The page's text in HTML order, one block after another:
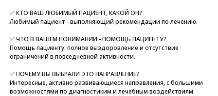
✅ КТО ВАШ ЛЮБИМЫЙ ПАЦИЕНТ, КАКОЙ ОН?
Любимый пациент - выполняющий рекомендации по лечению.
✅ ЧТО В ВАШЕМ ПОНИМАНИИ - ПОМОЩЬ ПАЦИЕНТУ?
Помощь пациенту: полное выздоровление и отсутствие
ограничений в повседневной активности.
✅ ПОЧЕМУ ВЫ ВЫБРАЛИ ЭТО НАПРАВЛЕНИЕ?
Интересные, активно развивающиеся направления, с большими
возможностями по диагностиким и лечебным воздействиям.